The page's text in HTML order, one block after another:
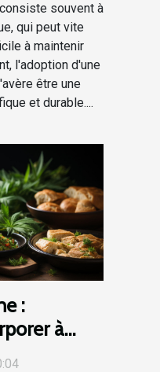
souvent à
qui peut vite
à maintenir
l'adoption d'une
être une
et durable....
:
à